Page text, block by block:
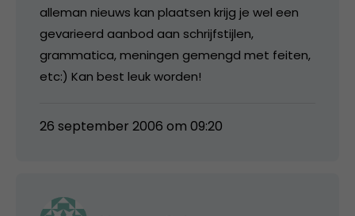
alleman nieuws kan plaatsen krijg je wel een
gevarieerd aanbod aan schrijfstijlen,
grammatica, meningen gemengd met feiten,
etc:) Kan best leuk worden!
26 september 2006 om 09:20